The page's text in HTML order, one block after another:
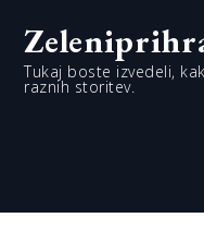
content
Tukaj boste izvedeli,
raznih storitev.